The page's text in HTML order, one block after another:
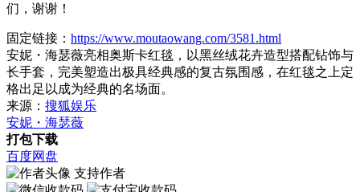
们，谢谢！
固定链接： https://www.moutaowang.com/3581.html
安妮・海瑟薇亮相奥斯卡红毯，以黑丝绒花卉造型搭配钻饰与
长手套，完美塑造出极具经典感的复古氛围感，在红毯之上定
格出足以成为经典的名场面。
来源： 搜狐娱乐
安妮・海瑟薇
打包下载
百度网盘
支持作者